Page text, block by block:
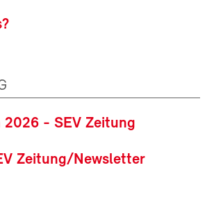
2026 - SEV Zeitung
Zeitung/Newsletter